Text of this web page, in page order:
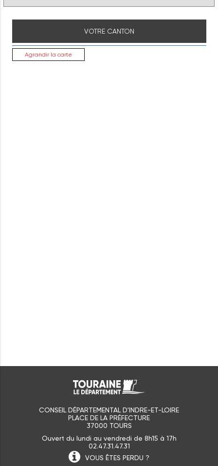
VOTRE CANTON
Agrandir la carte
CONSEIL DÉPARTEMENTAL D'INDRE-ET-LOIRE
PLACE DE LA PRÉFECTURE
37000 TOURS
Ouvert du lundi au vendredi de 8h15 à 17h
02.47.31.47.31
VOUS ÊTES PERDU ?